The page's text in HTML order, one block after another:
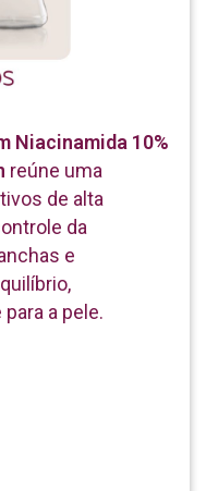
Niacinamida 10%
reúne uma
de alta
da
e
a pele.